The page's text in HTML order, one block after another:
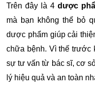
Trên đây là 4 dược
mà bạn không thể bỏ
dược phẩm giúp cải
chữa bệnh. Vì thế trước
sự tư vấn từ bác sĩ, cơ
lý hiệu quả và an toàn